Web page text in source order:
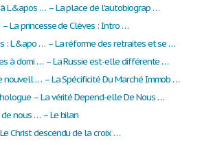
à L&apos … – La place de l'autobiograp …
La princesse de Clèves : Intro …
: L&apo … – La réforme des retraites et se …
à domi … – La Russie est-elle différente …
nouvell … – La Spécificité Du Marché Immob …
– La vérité Depend-elle De Nous …
nous … – Le bilan
Christ descendu de la croix …